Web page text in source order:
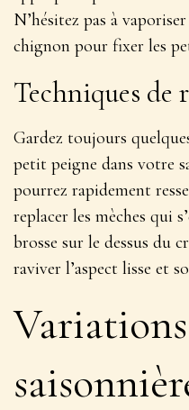
N’hésitez pas à
chignon pour fixer les
Techniques de
Gardez toujours
petit peigne dans votre
pourrez rapidement
replacer les mèches qui
brosse sur le dessus du
raviver l’aspect lisse et
Variations